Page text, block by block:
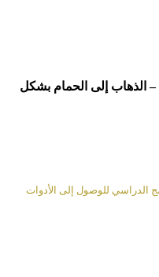
32. Selbstständig zur Toilette gehen – الذهاب إلى الحمام بشكل
الدراسي للوصول إلى الأدوات